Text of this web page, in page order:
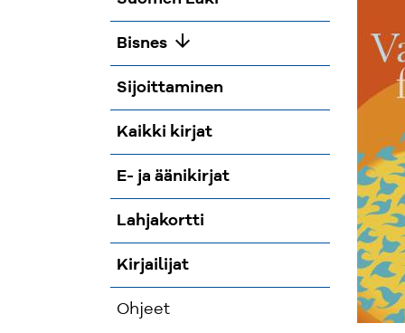
Bisnes arrow_downward
Sijoittaminen
Kaikki kirjat
E- ja äänikirjat
Lahjakortti
Kirjailijat
Ohjeet